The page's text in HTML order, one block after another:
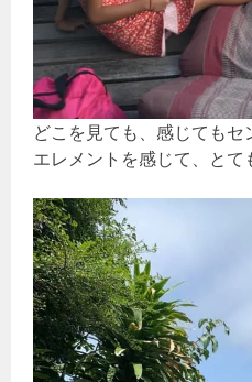
どこを見ても、感じても
エレメントを感じて、とて